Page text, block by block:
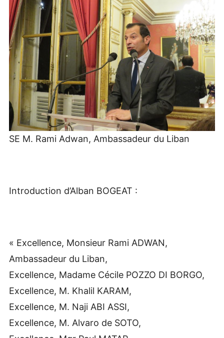
SE M. Rami Adwan, Ambassadeur du Liban
Introduction d’Alban BOGEAT :
« Excellence, Monsieur Rami ADWAN,
Ambassadeur du Liban,
Excellence, Madame Cécile POZZO DI BORGO,
Excellence, M. Khalil KARAM,
Excellence, M. Naji ABI ASSI,
Excellence, M. Alvaro de SOTO,